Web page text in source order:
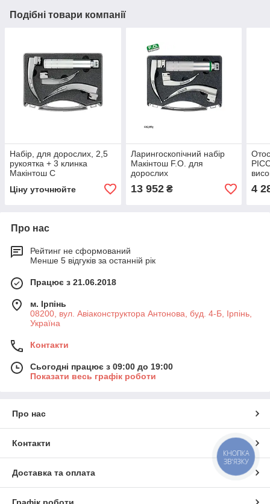
Подібні товари компанії
Набір, для дорослих, 2,5
рукоятка + 3 клинка
Макінтош C
Ціну уточнюйте
Ларингоскопічний набір
Макінтош F.O. для
дорослих
13 952₴ 4
Про нас
Рейтинг не сформований
Менше 5 відгуків за останній рік
Працює з 21.06.2018
м. Ірпінь
08200, вул. Авіаконструктора Антонова, буд. 4-Б, Ірпінь,
Україна
Контакти
Сьогодні працює з 09:00 до 19:00
Показати весь графік роботи
Про нас
Контакти
Доставка та оплата
КНОПКА
ЗВ'ЯЗКУ